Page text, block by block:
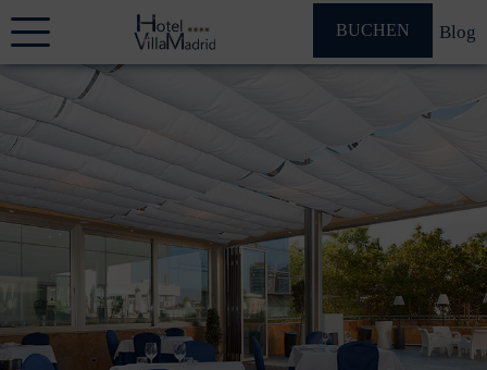
BUCHEN Blog